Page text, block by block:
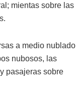
mientas sobre las
a medio nublado
nubosos, las
pasajeras sobre